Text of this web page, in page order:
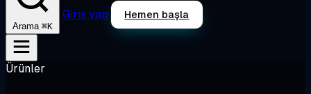
Arama ⌘K
Giriş yap Hemen başla
Ürünler